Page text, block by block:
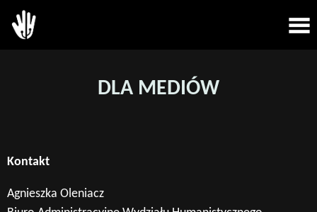
DLA MEDIÓW
Kontakt
Agnieszka Oleniacz